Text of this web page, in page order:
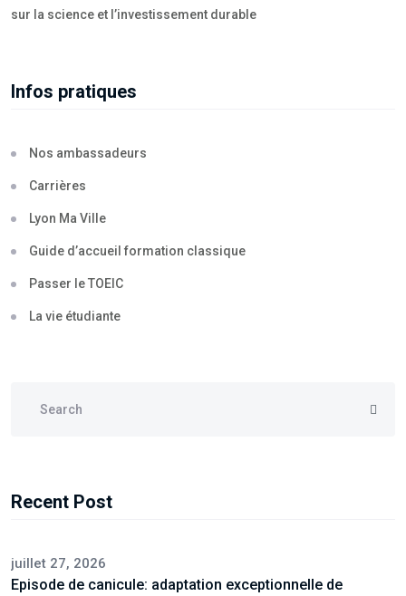
sur la science et l’investissement durable
Infos pratiques
Nos ambassadeurs
Carrières
Lyon Ma Ville
Guide d’accueil formation classique
Passer le TOEIC
La vie étudiante
Recent Post
juillet 27, 2026
Episode de canicule: adaptation exceptionnelle de